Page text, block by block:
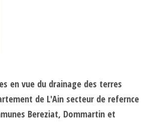
en vue du drainage des terres
de L'Ain secteur de refernce
Bereziat, Dommartin et